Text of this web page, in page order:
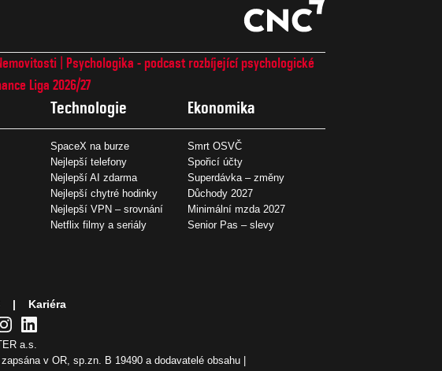
Psychologika - podcast rozbíjející psychologické
Liga 2026/27
Technologie
SpaceX na burze
Nejlepší telefony
Nejlepší AI zdarma
Nejlepší chytré hodinky
Nejlepší VPN – srovnání
Netflix filmy a seriály
Ekonomika
Smrt OSVČ
Spořicí účty
Superdávka – změny
Důchody 2027
Minimální mzda 2027
Senior Pas – slevy
Kariéra
a.s.
v OR, sp.zn. B 19490 a dodavatelé obsahu